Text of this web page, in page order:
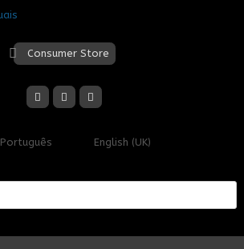
Consumer Store
Português English (UK)